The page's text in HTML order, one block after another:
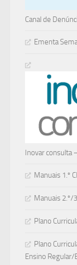
Canal de
Ementa
Inovar consulta
Manuais 1.º
Manuais 2.º/
Plano
Plano
Ensino Regular/